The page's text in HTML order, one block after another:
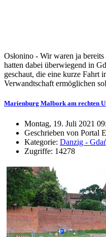
Osłonino - Wir waren ja
hatten dabei überwiegend in
geschaut, die eine kurze Fahrt
Verwandtschaft ermöglichen
Marienburg Malbork am rechten
Montag, 19. Juli 2021
Geschrieben von Portal
Kategorie: Danzig -
Zugriffe: 14278